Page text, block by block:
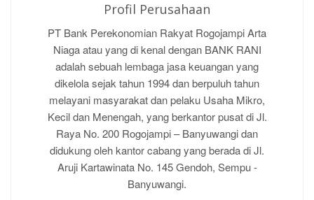
Profil Perusahaan
PT Bank Perekonomian Rakyat Rogojampi Arta
Niaga atau yang di kenal dengan BANK RANI
adalah sebuah lembaga jasa keuangan yang
dikelola sejak tahun 1994 dan berpuluh tahun
melayani masyarakat dan pelaku Usaha Mikro,
Kecil dan Menengah, yang berkantor pusat di Jl.
Raya No. 200 Rogojampi – Banyuwangi dan
didukung oleh kantor cabang yang berada di Jl.
Aruji Kartawinata No. 145 Gendoh, Sempu -
Banyuwangi.